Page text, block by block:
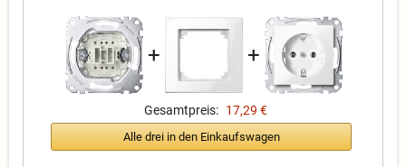
+ +
Gesamtpreis: 17,29 €
Alle drei in den Einkaufswagen